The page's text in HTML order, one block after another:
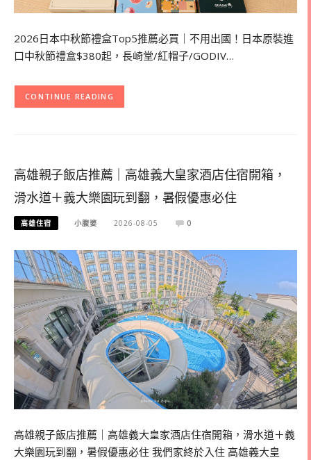
2026日本中秋節禮盒Top5推薦必買｜不用出國！日本原裝進
口中秋節禮盒$380起，長崎堂/紅帽子/GODIV…
CONTINUE READING
高雄親子飯店推薦｜高雄義大皇家酒店住宿開箱，
滑水道＋義大樂園玩到翻，暑假優惠必住
高雄住宿 小腹婆 2026-08-05 0
高雄親子飯店推薦｜高雄義大皇家酒店住宿開箱，滑水道＋義
大樂園玩到翻，暑假優惠必住 我們家終於入住 高雄義大皇